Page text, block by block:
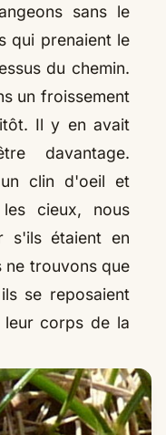
sans le
qui prenaient le
du chemin.
un froissement
Il y en avait
davantage.
clin d'oeil et
cieux, nous
s'ils étaient en
ne trouvons que
se reposaient
leur corps de la